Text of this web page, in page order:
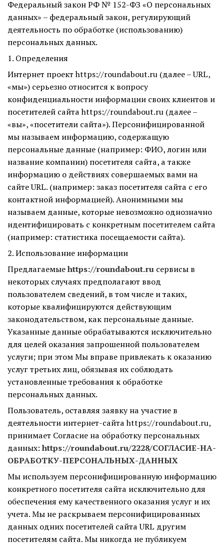
Федеральный закон РФ № 152-ФЗ «О персональных
данных» – федеральный закон, регулирующий
деятельность по обработке (использованию)
персональных данных.
1. Определения
Интернет проект https://roundabout.ru (далее – URL,
«мы») серьезно относится к вопросу
конфиденциальности информации своих клиентов и
посетителей сайта https://roundabout.ru (далее –
«вы», «посетители сайта»). Персонифицированной
мы называем информацию, содержащую
персональные данные (например: ФИО, логин или
название компании) посетителя сайта, а также
информацию о действиях совершаемых вами на
сайте URL. (например: заказ посетителя сайта с его
контактной информацией). Анонимными мы
называем данные, которые невозможно однозначно
идентифицировать с конкретным посетителем сайта
(например: статистика посещаемости сайта).
2. Использование информации
Предлагаемыеhttps://roundabout.ru сервисы в
некоторых случаях предполагают ввод
пользователем сведений, в том числе и таких,
которые квалифицируются действующим
законодательством, как персональные данные.
Указанные данные обрабатываются исключительно
для целей оказания запрошенной пользователем
услуги; при этом Мы вправе привлекать к оказанию
услуг третьих лиц, обязывая их соблюдать
установленные требования к обработке
персональных данных.
Пользователь, оставляя заявку на участие в
деятельности интернет-сайта https://roundabout.ru,
принимает Согласие на обработку персональных
данных: https://roundabout.ru/2228/СОГЛАСИЕ-НА-
ОБРАБОТКУ-ПЕРСОНАЛЬНЫХ-ДАННЫХ
Мы используем персонифицированную информацию
конкретного посетителя сайта исключительно для
обеспечения ему качественного оказания услуг и их
учета. Мы не раскрываем персонифицированных
данных одних посетителей сайта URL другим
посетителям сайта. Мы никогда не публикуем